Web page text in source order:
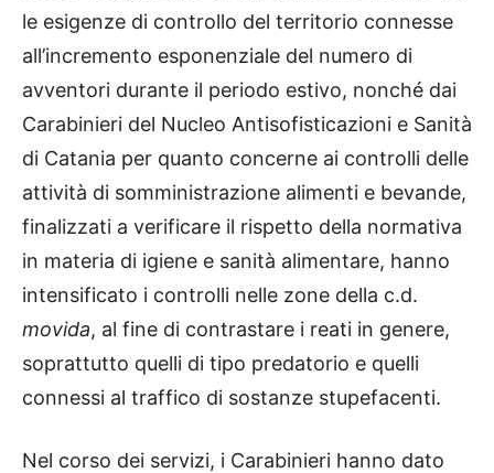
le esigenze di controllo del territorio connesse
all’incremento esponenziale del numero di
avventori durante il periodo estivo, nonché dai
Carabinieri del Nucleo Antisofisticazioni e Sanità
di Catania per quanto concerne ai controlli delle
attività di somministrazione alimenti e bevande,
finalizzati a verificare il rispetto della normativa
in materia di igiene e sanità alimentare, hanno
intensificato i controlli nelle zone della c.d.
movida, al fine di contrastare i reati in genere,
soprattutto quelli di tipo predatorio e quelli
connessi al traffico di sostanze stupefacenti.
Nel corso dei servizi, i Carabinieri hanno dato